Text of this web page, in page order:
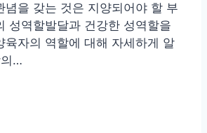
념을 갖는 것은 지양되어야 할 부
성역할발달과 건강한 성역할을
육자의 역할에 대해 자세하게 알
…